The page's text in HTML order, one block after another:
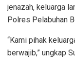
jenazah, keluarga
Polres Pelabuhan
“Kami pihak
berwajib,” ungkap